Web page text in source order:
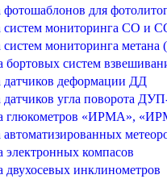
для
систем мониторинга СО и
мониторинга
бортовых систем
датчиков деформации ДД
угла поворота
глюкометров «ИРМА»,
автоматизированных
электронных компасов
двухосевых инклинометров